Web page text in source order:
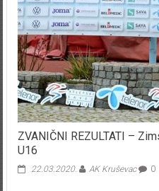
ZVANIČNI REZULTATI –
U16
22.03.2020. AK Kruševac 0